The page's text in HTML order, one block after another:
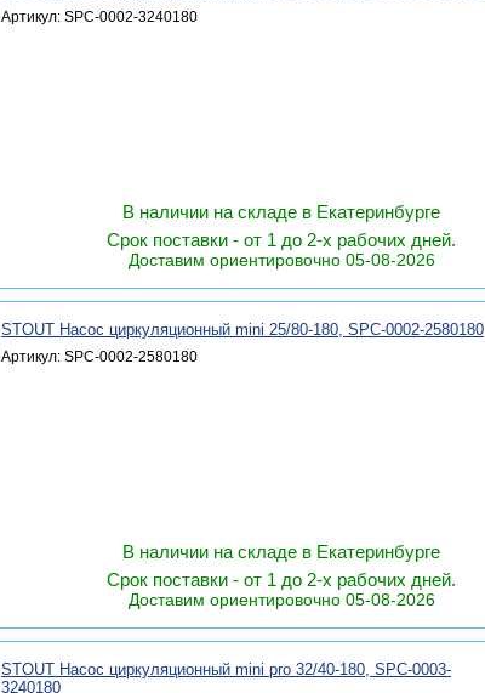
Артикул: SPC-0002-3240180
В наличии на складе в Екатеринбурге
Срок поставки - от 1 до 2-х рабочих дней.
Доставим ориентировочно 05-08-2026
STOUT Насос циркуляционный mini 25/80-180, SPC-0002-2580180
Артикул: SPC-0002-2580180
В наличии на складе в Екатеринбурге
Срок поставки - от 1 до 2-х рабочих дней.
Доставим ориентировочно 05-08-2026
STOUT Насос циркуляционный mini pro 32/40-180, SPC-0003-
3240180